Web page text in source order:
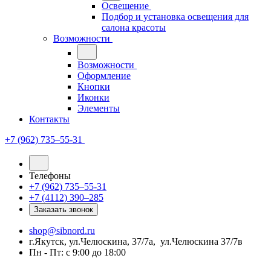
Освещение
Подбор и установка освещения для
салона красоты
Возможности
Возможности
Оформление
Кнопки
Иконки
Элементы
Контакты
+7 (962) 735‒55-31
Телефоны
+7 (962) 735‒55-31
+7 (4112) 390‒285
Заказать звонок
shop@sibnord.ru
​г.Якутск, ул.Челюскина, 37/7а, ул.Челюскина 37/7в
Пн - Пт: с 9:00 до 18:00